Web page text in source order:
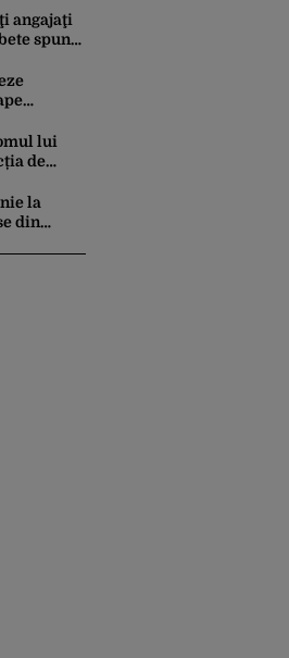
angajaţi
spune
lui
de
la
din
acasă